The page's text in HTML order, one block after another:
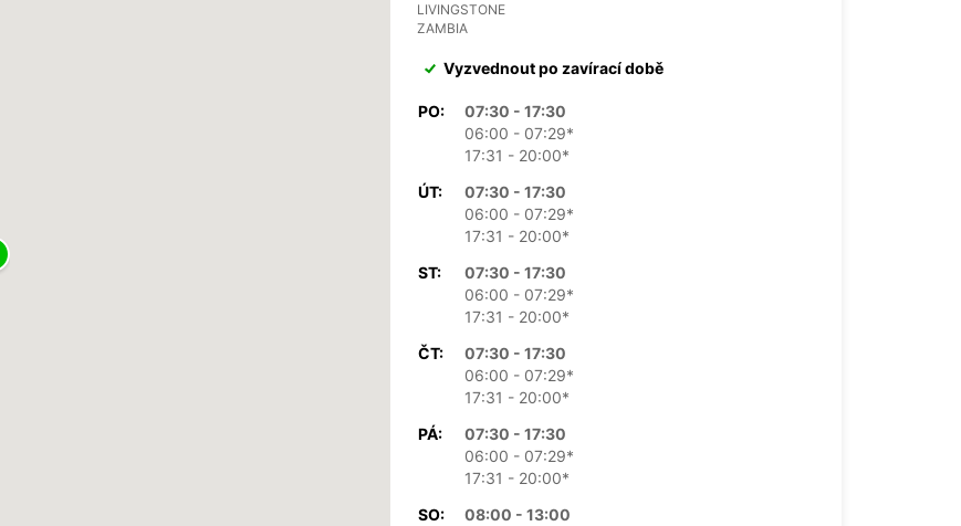
LIVINGSTONE
ZAMBIA
Vyzvednout po zavírací době
PO:
07:30 - 17:30
06:00 - 07:29*
17:31 - 20:00*
ÚT:
07:30 - 17:30
06:00 - 07:29*
17:31 - 20:00*
ST:
07:30 - 17:30
06:00 - 07:29*
17:31 - 20:00*
ČT:
07:30 - 17:30
06:00 - 07:29*
17:31 - 20:00*
PÁ:
07:30 - 17:30
06:00 - 07:29*
17:31 - 20:00*
SO:
08:00 - 13:00